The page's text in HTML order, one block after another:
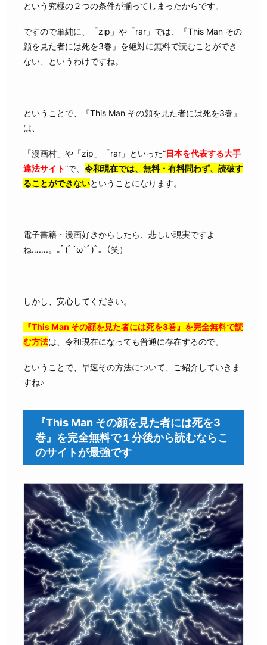
という究極の２つの条件が揃ってしまったからです。
ですので単純に、「zip」や「rar」では、『This Man その
顔を見た者には死を3巻』を絶対に無料で読むことができ
ない、というわけですね。
ということで、『This Man その顔を見た者には死を3巻』
は、
「漫画村」や「zip」「rar」といった“日本を代表する大手
違法サイト”で、 令和現在では、無料・有料問わず、読破す
ることができないということになります。
電子書籍・漫画好きからしたら、悲しい現実ですよ
ね…….。｡ﾟ(ﾟ´ω`ﾟ)ﾟ｡（笑）
しかし、安心してください。
『This Man その顔を見た者には死を3巻』を完全無料で読
む方法は、令和現在になっても普通に存在するので。
ということで、早速その方法について、ご紹介していきま
すね♪
『This Man その顔を見た者には死を3
巻』を完全無料で１分後から読むならこ
のサイトが最強です